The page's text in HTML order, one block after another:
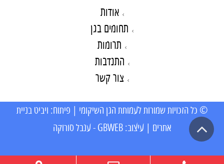
אודות
תחומים בגן
תרומות
התנדבות
צור קשר
© כל הזכויות שמורות לעמותת הגן השיקומי | פיתוח: ויביט בניית
אתרים | עיצוב: GBWEB - ענבל סורוקהגלילה
לראש